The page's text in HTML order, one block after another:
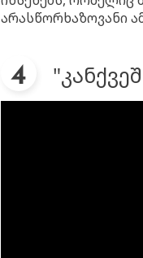
არასწორხაზოვანი